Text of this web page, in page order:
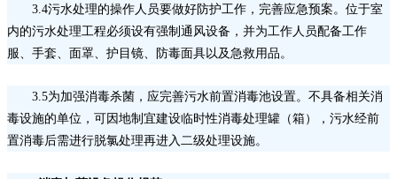
3.4污水处理的操作人员要做好防护工作，完善应急预案。位于室
内的污水处理工程必须设有强制通风设备，并为工作人员配备工作
服、手套、面罩、护目镜、防毒面具以及急救用品。
3.5为加强消毒杀菌，应完善污水前置消毒池设置。不具备相关消
毒设施的单位，可因地制宜建设临时性消毒处理罐（箱），污水经前
置消毒后需进行脱氯处理再进入二级处理设施。